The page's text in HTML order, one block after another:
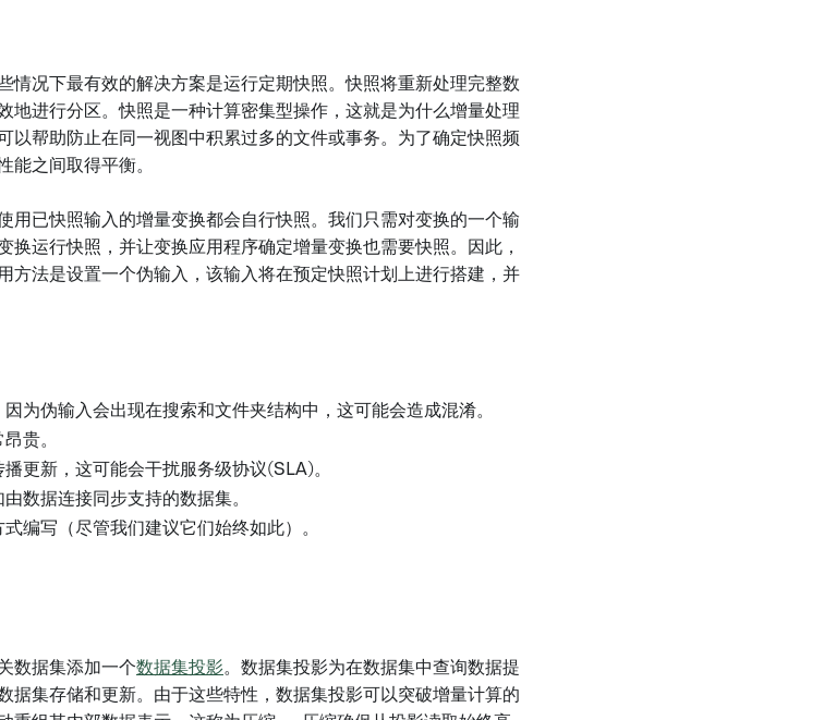
情况下最有效的解决方案是运行定期快照。快照将重新处理完整数
地进行分区。快照是一种计算密集型操作，这就是为什么增量处理
以帮助防止在同一视图中积累过多的文件或事务。为了确定快照频
能之间取得平衡。
用已快照输入的增量变换都会自行快照。我们只需对变换的一个输
换运行快照，并让变换应用程序确定增量变换也需要快照。因此，
方法是设置一个伪输入，该输入将在预定快照计划上进行搭建，并
为伪输入会出现在搜索和文件夹结构中，这可能会造成混淆。
贵。
更新，这可能会干扰服务级协议(SLA)。
数据连接同步支持的数据集。
编写（尽管我们建议它们始终如此）。
数据集添加一个数据集投影。数据集投影为在数据集中查询数据提
据集存储和更新。由于这些特性，数据集投影可以突破增量计算的